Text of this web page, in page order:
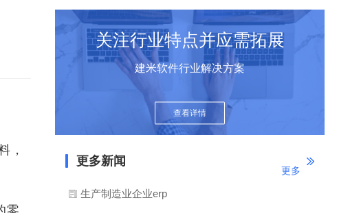
，
零
关注行业特点并应需拓展
建米软件行业解决方案
查看详情
更多新闻
更多
生产制造业企业erp